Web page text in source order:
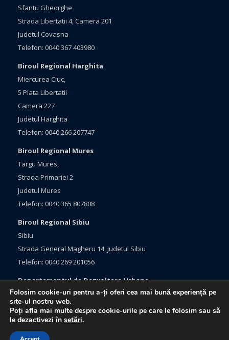
Sfantu Gheorghe
Strada Libertatii 4, Camera 201
Judetul Covasna
Telefon: 0040 367 403980
Biroul Regional Harghita
Miercurea Ciuc,
5 Piata Libertatii
Camera 227
Judetul Harghita
Telefon: 0040 266 207747
Biroul Regional Mures
Targu Mures,
Strada Primariei 2
Judetul Mures
Telefon: 0040 365 807808
Biroul Regional Sibiu
Sibiu
Strada General Magheru 14, Judetul Sibiu
Telefon: 0040 269 201056
Departamentul de Dezvoltare Urbana
Brasov, Bulevardul Eroilor 33
Judetul Brasov
Telefon: 0040 368 415760
Folosim cookie-uri pentru a-ți oferi cea mai bună experiență pe
site-ul nostru web.
Poți afla mai multe despre cookie-urile pe care le folosim sau să
le dezactivezi în setări.